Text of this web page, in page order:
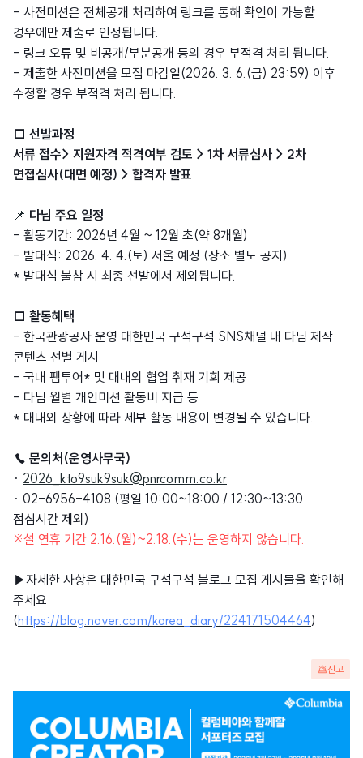
- 사전미션은 전체공개 처리하여 링크를 통해 확인이 가능할
경우에만 제출로 인정됩니다.
- 링크 오류 및 비공개/부분공개 등의 경우 부적격 처리 됩니다.
- 제출한 사전미션을 모집 마감일(2026. 3. 6.(금) 23:59) 이후
수정할 경우 부적격 처리 됩니다.
□ 선발과정
서류 접수> 지원자격 적격여부 검토 > 1차 서류심사 > 2차
면접심사(대면 예정) > 합격자 발표
📌 다님 주요 일정
- 활동기간: 2026년 4월 ~ 12월 초(약 8개월)
- 발대식: 2026. 4. 4.(토) 서울 예정 (장소 별도 공지)
* 발대식 불참 시 최종 선발에서 제외됩니다.
□ 활동혜택
- 한국관광공사 운영 대한민국 구석구석 SNS채널 내 다님 제작
콘텐츠 선별 게시
- 국내 팸투어* 및 대내외 협업 취재 기회 제공
- 다님 월별 개인미션 활동비 지급 등
* 대내외 상황에 따라 세부 활동 내용이 변경될 수 있습니다.
☎ 문의처(운영사무국)
· 2026_kto9suk9suk@pnrcomm.co.kr
· 02-6956-4108 (평일 10:00~18:00 / 12:30~13:30
점심시간 제외)
※설 연휴 기간 2.16.(월)~2.18.(수)는 운영하지 않습니다.
▶자세한 사항은 대한민국 구석구석 블로그 모집 게시물을 확인해
주세요
(https://blog.naver.com/korea_diary/224171504464)
신고